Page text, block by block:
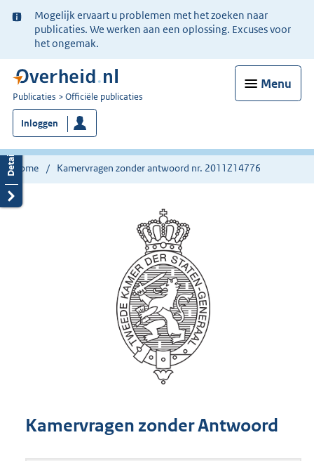
Ter
informatie:
Mogelijk ervaart u problemen met het zoeken naar
publicaties. We werken aan een oplossing. Excuses voor
het ongemak.
Menu
U
bent
nu
hier:
Publicaties Officiële publicaties
Inloggen
Home Kamervragen zonder antwoord nr. 2011Z14776
Kamervragen zonder Antwoord